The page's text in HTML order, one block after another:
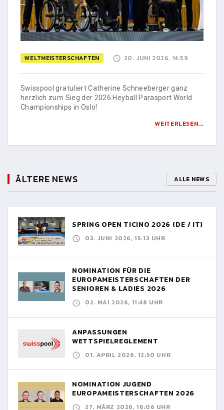
WELTMEISTERSCHAFTEN 20. JUNI 2026, 14:59
Swisspool gratuliert Catherine Schneeberger ganz
herzlich zum Sieg der 2026 Heyball Parasport World
Championships in Oslo!
WEITERLESEN...
ÄLTERE NEWS ALLE NEWS
SPRING OPEN TICINO 2026 (DE / IT)
03. JUNI 2026, 15:13 UHR
NOMINATION FÜR DIE
EUROPAMEISTERSCHAFTEN DER
SENIOREN & LADIES 2026
02. MAI 2026, 11:48 UHR
ANPASSUNGEN
WETTSPIELREGLEMENT
01. APRIL 2026, 12:50 UHR
NOMINATION JUGEND
EUROPAMEISTERSCHAFTEN 2026
27. MÄRZ 2026, 16:06 UHR